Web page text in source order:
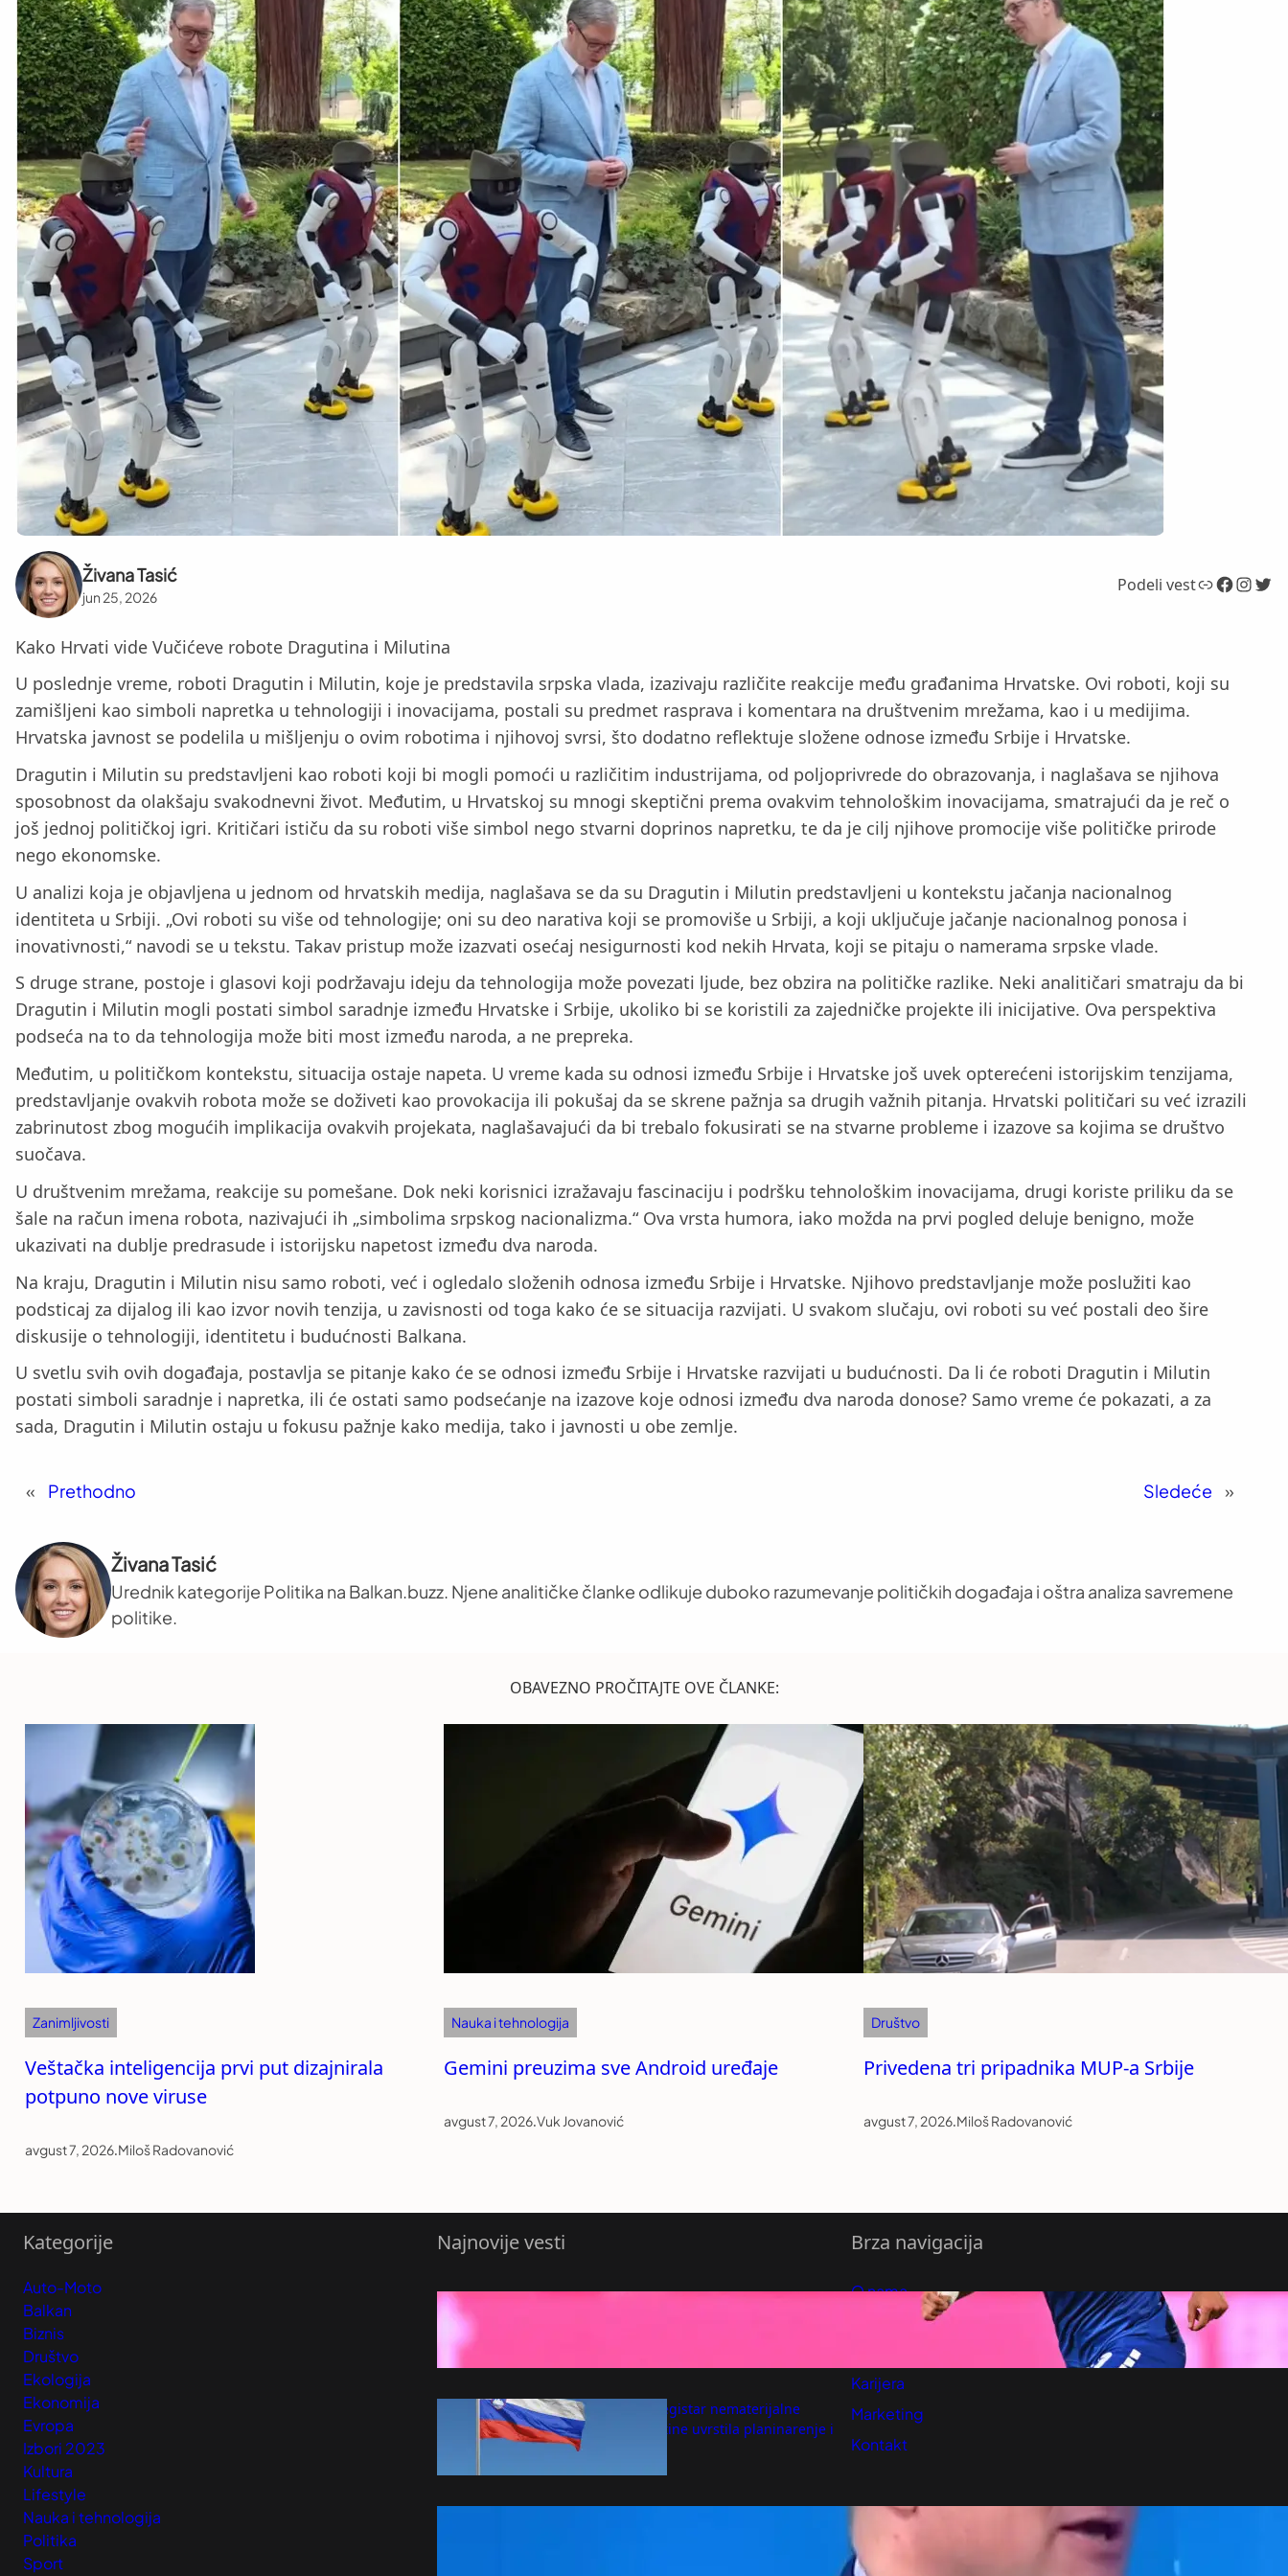
Živana Tasić
jun 25, 2026
Podeli vestLink Facebook InstagramTwitter
Kako Hrvati vide Vučićeve robote Dragutina i Milutina
U poslednje vreme, roboti Dragutin i Milutin, koje je predstavila srpska vlada, izazivaju različite reakcije među građanima Hrvatske. Ovi roboti, koji su
zamišljeni kao simboli napretka u tehnologiji i inovacijama, postali su predmet rasprava i komentara na društvenim mrežama, kao i u medijima.
Hrvatska javnost se podelila u mišljenju o ovim robotima i njihovoj svrsi, što dodatno reflektuje složene odnose između Srbije i Hrvatske.
Dragutin i Milutin su predstavljeni kao roboti koji bi mogli pomoći u različitim industrijama, od poljoprivrede do obrazovanja, i naglašava se njihova
sposobnost da olakšaju svakodnevni život. Međutim, u Hrvatskoj su mnogi skeptični prema ovakvim tehnološkim inovacijama, smatrajući da je reč o
još jednoj političkoj igri. Kritičari ističu da su roboti više simbol nego stvarni doprinos napretku, te da je cilj njihove promocije više političke prirode
nego ekonomske.
U analizi koja je objavljena u jednom od hrvatskih medija, naglašava se da su Dragutin i Milutin predstavljeni u kontekstu jačanja nacionalnog
identiteta u Srbiji. „Ovi roboti su više od tehnologije; oni su deo narativa koji se promoviše u Srbiji, a koji uključuje jačanje nacionalnog ponosa i
inovativnosti,“ navodi se u tekstu. Takav pristup može izazvati osećaj nesigurnosti kod nekih Hrvata, koji se pitaju o namerama srpske vlade.
S druge strane, postoje i glasovi koji podržavaju ideju da tehnologija može povezati ljude, bez obzira na političke razlike. Neki analitičari smatraju da bi
Dragutin i Milutin mogli postati simbol saradnje između Hrvatske i Srbije, ukoliko bi se koristili za zajedničke projekte ili inicijative. Ova perspektiva
podseća na to da tehnologija može biti most između naroda, a ne prepreka.
Međutim, u političkom kontekstu, situacija ostaje napeta. U vreme kada su odnosi između Srbije i Hrvatske još uvek opterećeni istorijskim tenzijama,
predstavljanje ovakvih robota može se doživeti kao provokacija ili pokušaj da se skrene pažnja sa drugih važnih pitanja. Hrvatski političari su već izrazili
zabrinutost zbog mogućih implikacija ovakvih projekata, naglašavajući da bi trebalo fokusirati se na stvarne probleme i izazove sa kojima se društvo
suočava.
U društvenim mrežama, reakcije su pomešane. Dok neki korisnici izražavaju fascinaciju i podršku tehnološkim inovacijama, drugi koriste priliku da se
šale na račun imena robota, nazivajući ih „simbolima srpskog nacionalizma.“ Ova vrsta humora, iako možda na prvi pogled deluje benigno, može
ukazivati na dublje predrasude i istorijsku napetost između dva naroda.
Na kraju, Dragutin i Milutin nisu samo roboti, već i ogledalo složenih odnosa između Srbije i Hrvatske. Njihovo predstavljanje može poslužiti kao
podsticaj za dijalog ili kao izvor novih tenzija, u zavisnosti od toga kako će se situacija razvijati. U svakom slučaju, ovi roboti su već postali deo šire
diskusije o tehnologiji, identitetu i budućnosti Balkana.
U svetlu svih ovih događaja, postavlja se pitanje kako će se odnosi između Srbije i Hrvatske razvijati u budućnosti. Da li će roboti Dragutin i Milutin
postati simboli saradnje i napretka, ili će ostati samo podsećanje na izazove koje odnosi između dva naroda donose? Samo vreme će pokazati, a za
sada, Dragutin i Milutin ostaju u fokusu pažnje kako medija, tako i javnosti u obe zemlje.
« Prethodno Sledeće »
Živana Tasić
Urednik kategorije Politika na Balkan.buzz. Njene analitičke članke odlikuje duboko razumevanje političkih događaja i oštra analiza savremene
politike.
OBAVEZNO PROČITAJTE OVE ČLANKE:
Zanimljivosti
Veštačka inteligencija prvi put dizajnirala
potpuno nove viruse
avgust 7, 2026.Miloš Radovanović
Nauka i tehnologija
Gemini preuzima sve Android uređaje
avgust 7, 2026.Vuk Jovanović
Društvo
Privedena tri pripadnika MUP-a Srbije
avgust 7, 2026.Miloš Radovanović
Kategorije
Auto-Moto
Balkan
Biznis
Društvo
Ekologija
Ekonomija
Evropa
Izbori 2023
Kultura
Lifestyle
Nauka i tehnologija
Politika
Sport
Najnovije vesti
Slovenija u registar nematerijalne
kulturne baštine uvrstila planinarenje i
svinjokolj
Brza navigacija
O nama
Predloži Vest
Karijera
Marketing
Kontakt